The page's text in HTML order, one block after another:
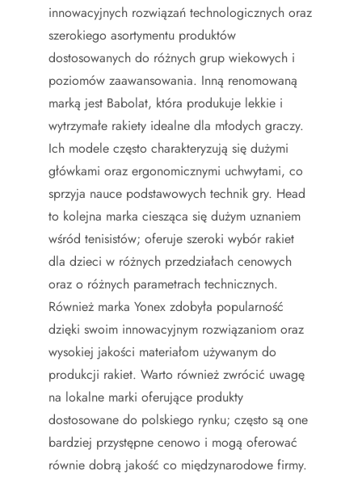
innowacyjnych rozwiązań technologicznych oraz
szerokiego asortymentu produktów
dostosowanych do różnych grup wiekowych i
poziomów zaawansowania. Inną renomowaną
marką jest Babolat, która produkuje lekkie i
wytrzymałe rakiety idealne dla młodych graczy.
Ich modele często charakteryzują się dużymi
główkami oraz ergonomicznymi uchwytami, co
sprzyja nauce podstawowych technik gry. Head
to kolejna marka ciesząca się dużym uznaniem
wśród tenisistów; oferuje szeroki wybór rakiet
dla dzieci w różnych przedziałach cenowych
oraz o różnych parametrach technicznych.
Również marka Yonex zdobyła popularność
dzięki swoim innowacyjnym rozwiązaniom oraz
wysokiej jakości materiałom używanym do
produkcji rakiet. Warto również zwrócić uwagę
na lokalne marki oferujące produkty
dostosowane do polskiego rynku; często są one
bardziej przystępne cenowo i mogą oferować
równie dobrą jakość co międzynarodowe firmy.